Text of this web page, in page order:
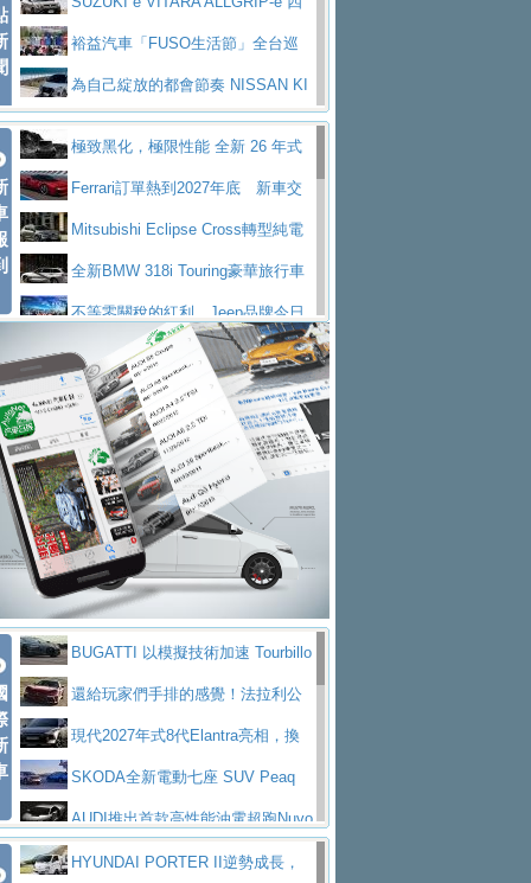
驅精神的純電新詮釋
裕益汽車「FUSO生活節」全台巡
迴 結合生活體驗、交通安全與購車優惠
為自己綻放的都會節奏 NISSAN KI
CKS SAKURA為品味獨具層峰買家打造的頂級座
駕，MAZDA CX-90 33T AWD Premium Ca
ptain Seat
EV
技的座駕! Ford Territory中型油電休旅
SO Super Great今日在台登場，結合先進安
ntis四品牌經銷權，全新多品牌旗艦展示中
心開幕啟用
屏東特搜大隊再添新利器 SITRAK
救助器材車買氣不衰、SUZUKI經銷商勇於開啟
全新大店，新北都鈴木占地500坪土城旗艦
展示中心開幕
2025第七屆ISUZU運轉職人挑戰賽
熱血登場 展現極致車技與專業職人精神
H2GP世界總決賽圓滿落幕 台灣團
隊表現精彩淨零減碳指標性應用 純電動水泥預
拌車 消防車除了滅火裝備還需要什麼？
一探SITRAK “準” 消防車的究竟
大益金龍初試啼聲，汽柴油5噸貨車
不是對手正宗年鑑2025年全球自動車年鑑1月
下旬問世！2024第六屆ISUZU運轉職人挑戰賽
首度前進南台灣熱烈開戰
豪華電能休旅新星 Audi Q4 Sportba
ck 55 e-tron S lineScania Taiwan 逆風而行，加深力
道投資布局
極致黑化，極限性能 全新 26 年式
DEFENDER OCTA BLACK 限量登台
Ferrari訂單熱到2027年底 新車交
付至少得等一年以上
Mitsubishi Eclipse Cross轉型純電
休旅 87kWh電池續航超過600公里
全新BMW 318i Touring豪華旅行車
全台限量200台 進化現型
不等零關稅的紅利，Jeep品牌今日
起展開首批車交車
Volvo EX60 即將叩關，靜肅性、底
盤與數位介面搶先揭露
Audi Q9 將於 2026 年底上市 旗艦
大型 SUV 鎖定七人座豪華市場
BMW攜手漫威電影【蜘蛛人：重生
日】 Skoda 發表全新 Peaq 內裝：七人
座純電旗艦 SUV，行李廂最大可達 935 公
升
全新純電 Mercedes-Benz C 400 4
MATIC Electric 登場
奢華與科技大躍進，MAZDA全新3
代CX-5全方位進化提前亮相並展開預售94.9
萬起
馬自達公布 2027 年式 MX-5 更
新，新增 Yakudo 特別版
Skoda Peaq 發表全新電動動力系
統 最長續航逾 640 公里、支援雙向供電
BMW M2 首度導入 xDrive 四驅，
美國與瑞士需求成關鍵推手
The all-new T-Roc 魅力 自成焦點
Maserati GT2 Stradale「Tribute to
MC12」全球首度亮相
迎接 RANGE ROVER 品牌家族第
五位成員 全新 RANGE ROVER GT 預告登
造型華麗時尚、科技座艙再進化，P
BUGATTI 以模擬技術加速 Tourbillo
n 動態開發還給玩家們手排的感覺！法拉利公
布12Cilidri Manaule手排超跑產品細節
現代2027年式8代Elantra亮相，換
裝更銳利的造型、更先進的資訊娛樂系統及
更高效的動力
SKODA全新電動七座 SUV Peaq
問世，擁有品牌史上最寬敞且豪華的座艙
AUDI推出首款高性能油電超跑Nuvo
lari，0到100公里加速2.6秒、極速350公里
百年三叉戟傳奇再啟程 Maserati 重
HYUNDAI PORTER II逆勢成長，